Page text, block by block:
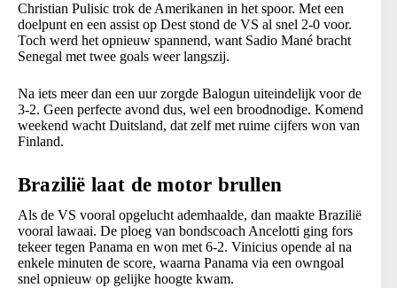
Christian Pulisic trok de Amerikanen in het spoor. Met een
doelpunt en een assist op Dest stond de VS al snel 2-0 voor.
Toch werd het opnieuw spannend, want Sadio Mané bracht
Senegal met twee goals weer langszij.
Na iets meer dan een uur zorgde Balogun uiteindelijk voor de
3-2. Geen perfecte avond dus, wel een broodnodige. Komend
weekend wacht Duitsland, dat zelf met ruime cijfers won van
Finland.
Brazilië laat de motor brullen
Als de VS vooral opgelucht ademhaalde, dan maakte Brazilië
vooral lawaai. De ploeg van bondscoach Ancelotti ging fors
tekeer tegen Panama en won met 6-2. Vinicius opende al na
enkele minuten de score, waarna Panama via een owngoal
snel opnieuw op gelijke hoogte kwam.